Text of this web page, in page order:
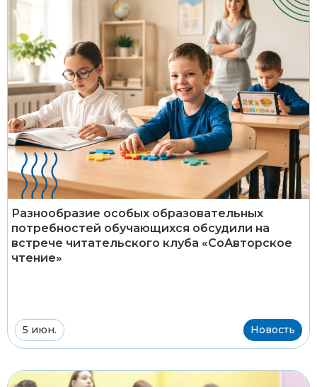
Разнообразие особых образовательных
потребностей обучающихся обсудили на
встрече читательского клуба «СоАвторское
чтение»
5 июн. Новость